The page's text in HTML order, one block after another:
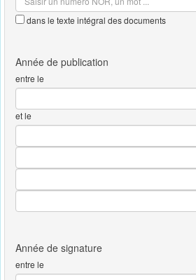
dans le texte intégral des documents
entre le
et le
entre le